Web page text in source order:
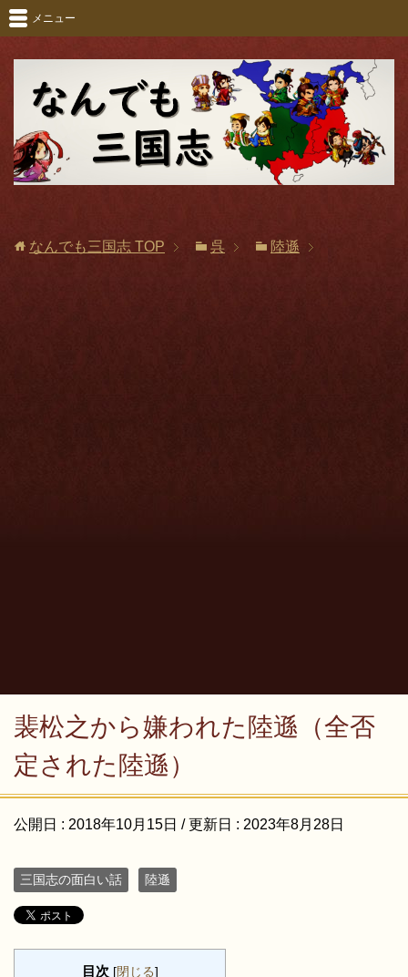
メニュー
なんでも三国志 TOP 呉 陸遜
裴松之から嫌われた陸遜（全否
定された陸遜）
公開日 : 2018年10月15日 / 更新日 : 2023年8月28日
三国志の面白い話 陸遜
目次 [閉じる]